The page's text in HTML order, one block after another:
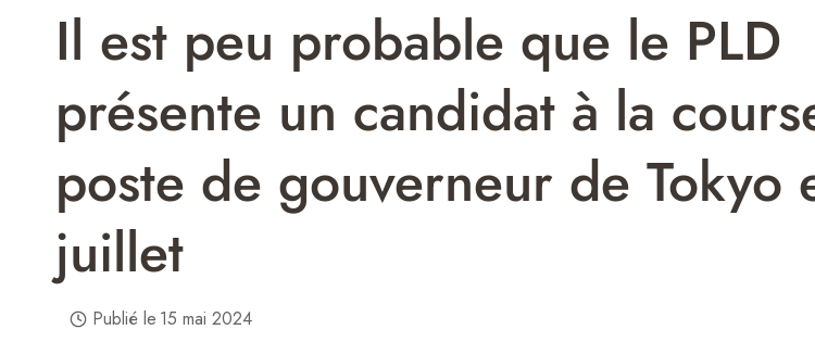
Il est peu probable que le PLD
présente un candidat à la
poste de gouverneur de Tokyo
juillet
Publié le 15 mai 2024